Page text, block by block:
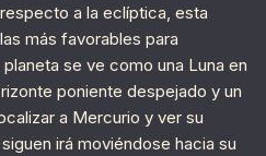
a la eclíptica, esta
más favorables para
se ve como una Luna en
poniente despejado y un
a Mercurio y ver su
irá moviéndose hacia su